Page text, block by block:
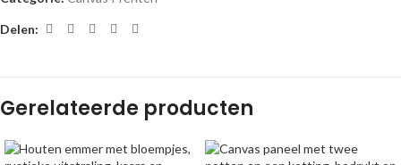
Delen:
Gerelateerde producten